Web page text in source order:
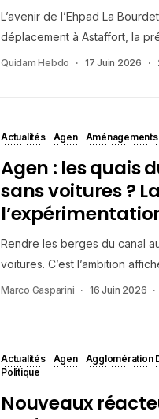
L’avenir de l’Ehpad La
déplacement à Astaffort, la
Quidam Hebdo 17 Juin 2026
Actualités Agen Aménagements
Agen : les quais
sans voitures ?
Rendre les berges du canal
voitures. C’est l’ambition
Marco Gasparini 16 Juin 2026
Actualités Agen Agglomération
Politique
Nouveaux